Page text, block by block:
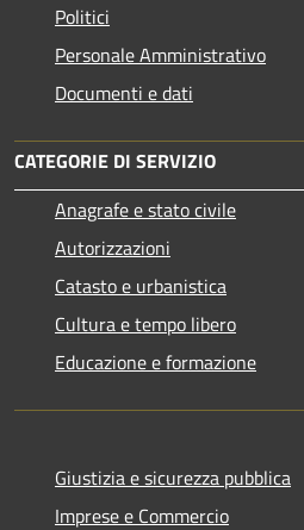
Politici
Personale Amministrativo
Documenti e dati
CATEGORIE DI SERVIZIO
Anagrafe e stato civile
Autorizzazioni
Catasto e urbanistica
Cultura e tempo libero
Educazione e formazione
Giustizia e sicurezza pubblica
Imprese e Commercio